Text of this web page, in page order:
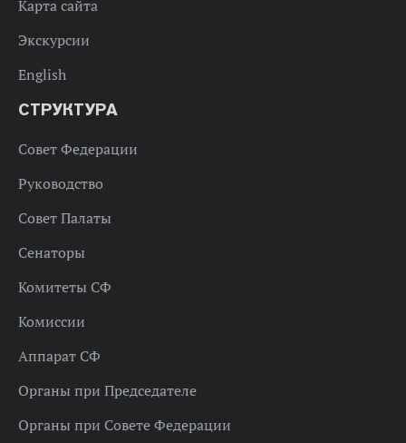
Карта сайта
Экскурсии
English
СТРУКТУРА
Совет Федерации
Руководство
Совет Палаты
Сенаторы
Комитеты СФ
Комиссии
Аппарат СФ
Органы при Председателе
Органы при Совете Федерации